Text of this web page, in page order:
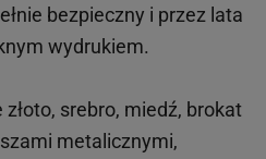
bezpieczny i przez lata
wydrukiem.
srebro, miedź, brokat
metalicznymi,